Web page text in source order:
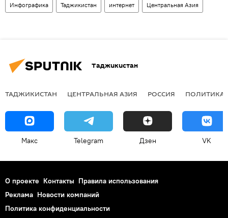
Инфографика Таджикистан интернет Центральная Азия
Таджикистан
ТАДЖИКИСТАН ЦЕНТРАЛЬНАЯ АЗИЯ РОССИЯ ПОЛИТИКА
Макс Telegram Дзен VK
О проекте Контакты Правила использования
Реклама Новости компаний
Политика конфиденциальности